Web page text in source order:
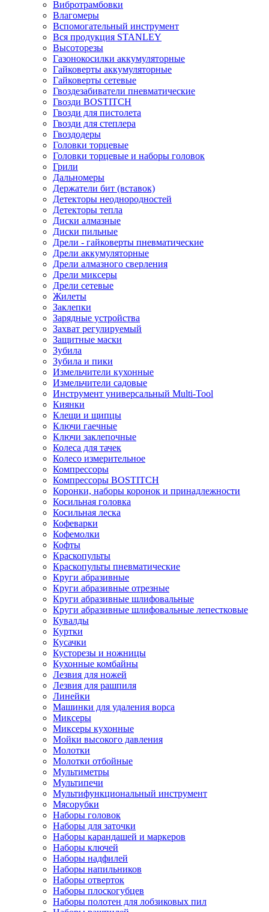
Вибротрамбовки
Влагомеры
Вспомогательный инструмент
Вся продукция STANLEY
Высоторезы
Газонокосилки аккумуляторные
Гайковерты аккумуляторные
Гайковерты сетевые
Гвоздезабиватели пневматические
Гвозди BOSTITCH
Гвозди для пистолета
Гвозди для степлера
Гвоздодеры
Головки торцевые
Головки торцевые и наборы головок
Грили
Дальномеры
Держатели бит (вставок)
Детекторы неоднородностей
Детекторы тепла
Диски алмазные
Диски пильные
Дрели - гайковерты пневматические
Дрели аккумуляторные
Дрели алмазного сверления
Дрели миксеры
Дрели сетевые
Жилеты
Заклепки
Зарядные устройства
Захват регулируемый
Защитные маски
Зубила
Зубила и пики
Измельчители кухонные
Измельчители садовые
Инструмент универсальный Multi-Tool
Киянки
Клещи и щипцы
Ключи гаечные
Ключи заклепочные
Колеса для тачек
Колесо измерительное
Компрессоры
Компрессоры BOSTITCH
Коронки, наборы коронок и принадлежности
Косильная головка
Косильная леска
Кофеварки
Кофемолки
Кофты
Краскопульты
Краскопульты пневматические
Круги абразивные
Круги абразивные отрезные
Круги абразивные шлифовальные
Круги абразивные шлифовальные лепестковые
Кувалды
Куртки
Кусачки
Кусторезы и ножницы
Кухонные комбайны
Лезвия для ножей
Лезвия для рашпиля
Линейки
Машинки для удаления ворса
Миксеры
Миксеры кухонные
Мойки высокого давления
Молотки
Молотки отбойные
Мультиметры
Мультипечи
Мультифункциональный инструмент
Мясорубки
Наборы головок
Наборы для заточки
Наборы карандашей и маркеров
Наборы ключей
Наборы надфилей
Наборы напильников
Наборы отверток
Наборы плоскогубцев
Наборы полотен для лобзиковых пил